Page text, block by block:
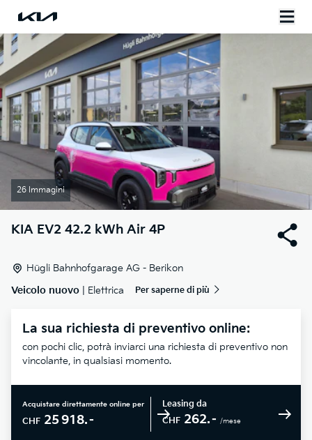
26 Immagini
KIA EV2 42.2 kWh Air 4P
Hügli Bahnhofgarage AG - Berikon
Veicolo nuovo | Elettrica Per saperne di più
La sua richiesta di preventivo online:
con pochi clic, potrà inviarci una richiesta di preventivo non
vincolante, in qualsiasi momento.
Acquistare direttamente online per
CHF 25 918.–
Leasing da
CHF 262.– /mese